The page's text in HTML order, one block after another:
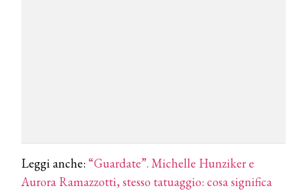
Leggi anche: “Guardate”. Michelle Hunziker e
Aurora Ramazzotti, stesso tatuaggio: cosa significa